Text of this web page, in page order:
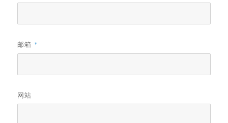
邮箱 *
网站